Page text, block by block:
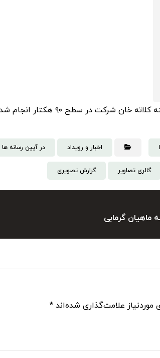
شرکت در سطح ۹۰ هکتار انجام شد.
اخبار و رویداد در آیین رسانه ها
گالری تصاویر گزارش تصویری
گرمابی
علامت‌گذاری شده‌اند *